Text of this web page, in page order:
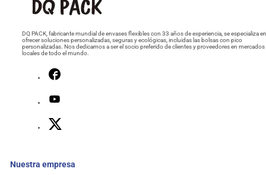
DQ PACK, fabricante mundial de envases flexibles con 33 años de experiencia, se especializa en
ofrecer soluciones personalizadas, seguras y ecológicas, incluidas las bolsas con pico
personalizadas. Nos dedicamos a ser el socio preferido de clientes y proveedores en mercados
locales de todo el mundo.
Nuestra empresa